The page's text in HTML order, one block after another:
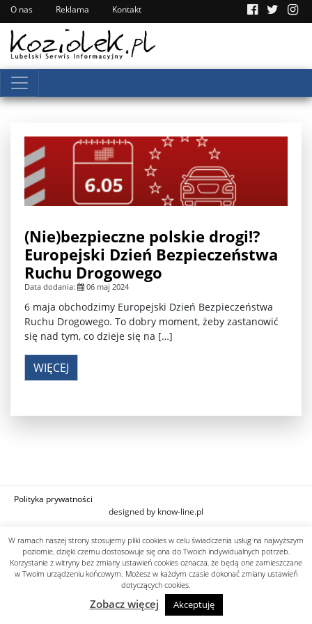
O nas Reklama Kontakt
(Nie)bezpieczne polskie drogi!?
Europejski Dzień Bezpieczeństwa
Ruchu Drogowego
Data dodania: 06 maj 2024
6 maja obchodzimy Europejski Dzień Bezpieczeństwa
Ruchu Drogowego. To dobry moment, żeby zastanowić
się nad tym, co dzieje się na […]
WIĘCEJ
Polityka prywatności
designed by know-line.pl
W ramach naszej strony stosujemy pliki cookies w celu świadczenia usług na najwyższym
poziomie, dzięki czemu dostosowuje się ona do Twoich indywidualnych potrzeb.
Korzystanie z witryny bez zmiany ustawień cookies oznacza, że będą one zamieszczane
w Twoim urządzeniu końcowym. Możesz w każdym czasie dokonać zmiany ustawień
dotyczących cookies.
Zobacz więcej Akceptuję